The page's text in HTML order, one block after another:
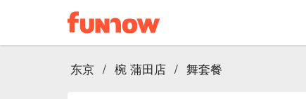
东京 / 椀 蒲田店 / 舞套餐